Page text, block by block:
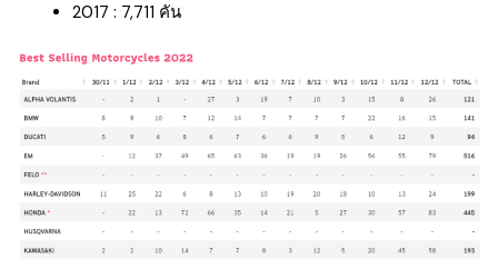
2017 : 7,711 คัน